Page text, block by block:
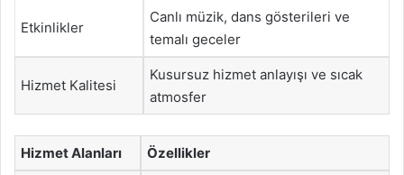
Etkinlikler
Canlı müzik, dans gösterileri ve
temalı geceler
Hizmet Kalitesi
Kusursuz hizmet anlayışı ve sıcak
atmosfer
Hizmet Alanları Özellikler